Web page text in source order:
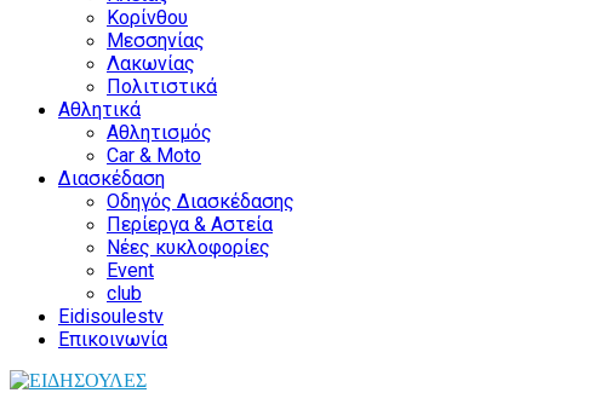
Κορίνθου
Μεσσηνίας
Λακωνίας
Πολιτιστικά
Αθλητικά
Αθλητισμός
Car & Moto
Διασκέδαση
Οδηγός Διασκέδασης
Περίεργα & Αστεία
Νέες κυκλοφορίες
Event
club
Eidisoulestv
Επικοινωνία